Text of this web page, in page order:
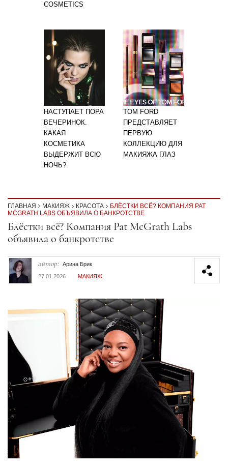
COSMETICS
НАСТУПАЕТ ПОРА
ВЕЧЕРИНОК.
КАКАЯ
КОСМЕТИКА
ВЫДЕРЖИТ ВСЮ
НОЧЬ?
TOM FORD
ПРЕДСТАВЛЯЕТ
ПЕРВУЮ
КОЛЛЕКЦИЮ ДЛЯ
МАКИЯЖА ГЛАЗ
ГЛАВНАЯ МАКИЯЖ КРАСОТА
БЛЁСТКИ ВСЁ? КОМПАНИЯ PAT
MCGRATH LABS ОБЪЯВИЛА О БАНКРОТСТВЕ
Секция статей
Блёстки всё? Компания Pat McGrath Labs
объявила о банкротстве
автор: Арина Брик
27.01.2026
МАКИЯЖ